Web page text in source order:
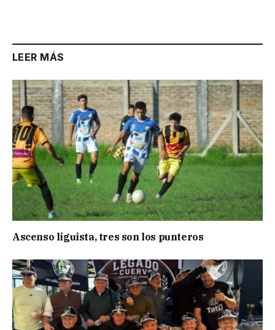
LEER MÁS
Ascenso liguista, tres son los punteros